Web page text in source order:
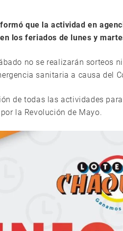
que la actividad en
los feriados de lunes y
no se realizarán sorteos
sanitaria a causa del
de todas las actividades
la Revolución de Mayo.